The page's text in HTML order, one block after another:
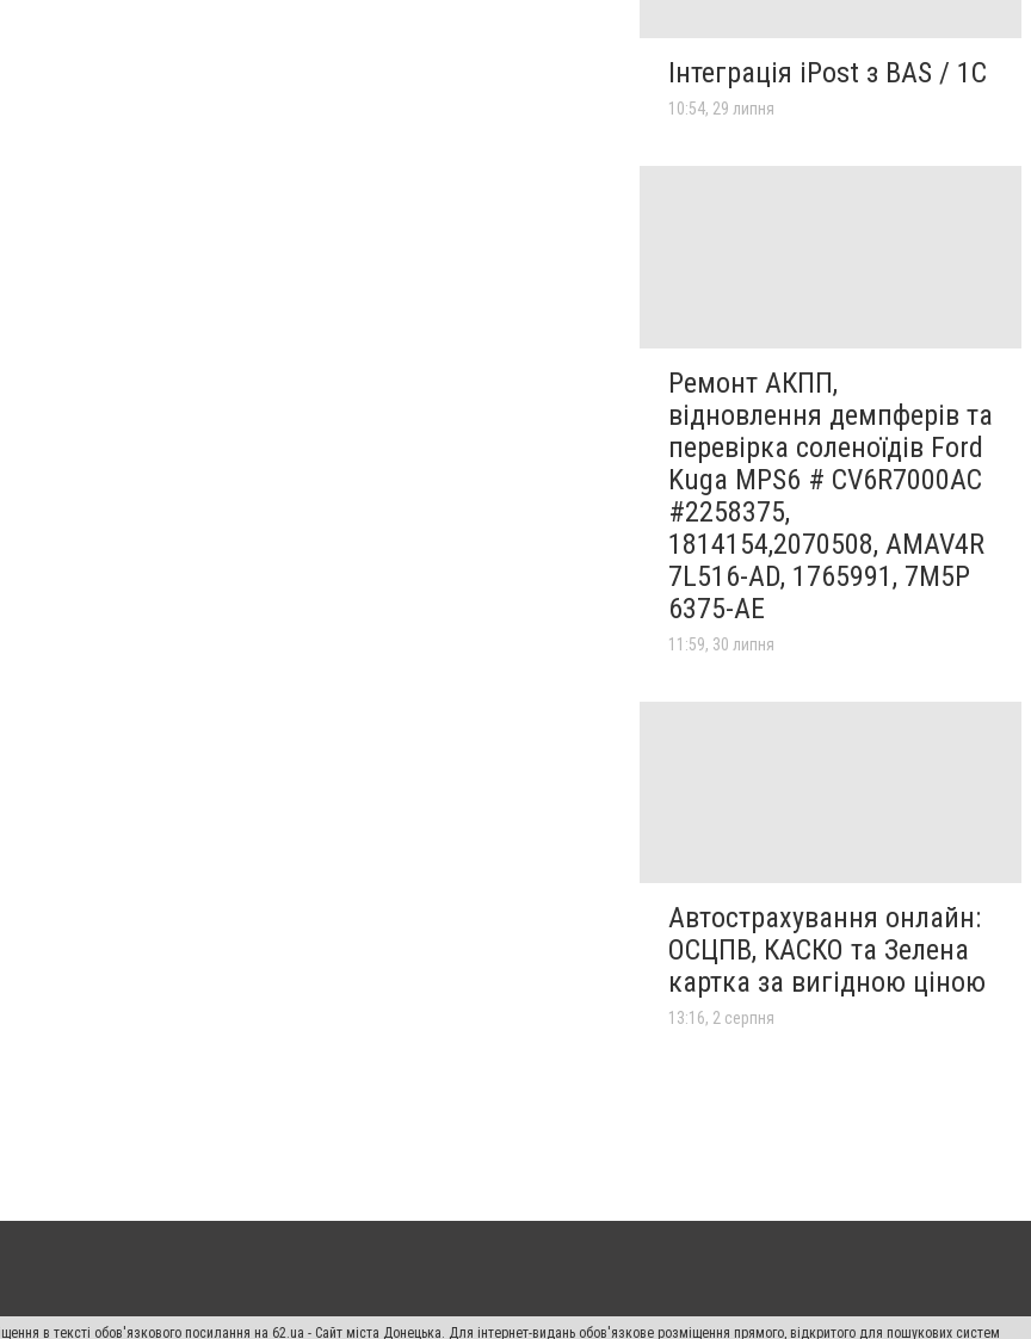
Інтеграція iPost з BAS / 1C
10:54, 29 липня
Ремонт АКПП,
відновлення демпферів та
перевірка соленоїдів Ford
Kuga MPS6 # CV6R7000AC
#2258375,
1814154,2070508, AMAV4R
7L516-AD, 1765991, 7M5P
6375-AE
11:59, 30 липня
Автострахування онлайн:
ОСЦПВ, КАСКО та Зелена
картка за вигідною ціною
13:16, 2 серпня
в тексті обов'язкового посилання на 62.ua - Сайт міста Донецька. Для інтернет-видань обов'язкове розміщення прямого, відкритого для пошукових систем